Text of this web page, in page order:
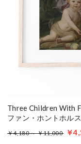
Three Children With
ファン・ホントホル
￥4,180 ～ ￥11,000 ￥